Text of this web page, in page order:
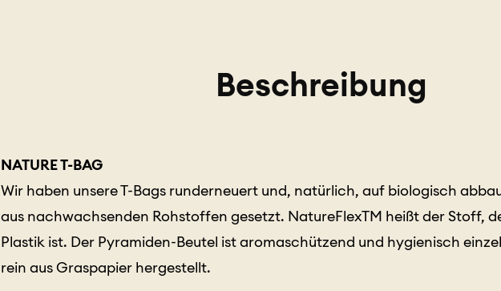
Beschreibung
NATURE T-BAG
Wir haben unsere T-Bags runderneuert und, natürlich, auf biologisch
aus nachwachsenden Rohstoffen gesetzt. NatureFlexTM heißt der Stoff,
Plastik ist. Der Pyramiden-Beutel ist aromaschützend und hygienisch
rein aus Graspapier hergestellt.